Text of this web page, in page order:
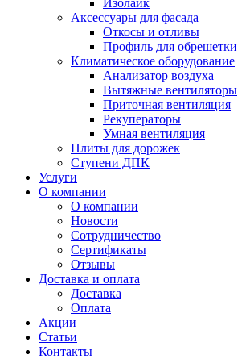
Изолайк
Аксессуары для фасада
Откосы и отливы
Профиль для обрешетки
Климатическое оборудование
Анализатор воздуха
Вытяжные вентиляторы
Приточная вентиляция
Рекуператоры
Умная вентиляция
Плиты для дорожек
Ступени ДПК
Услуги
О компании
О компании
Новости
Сотрудничество
Сертификаты
Отзывы
Доставка и оплата
Доставка
Оплата
Акции
Статьи
Контакты